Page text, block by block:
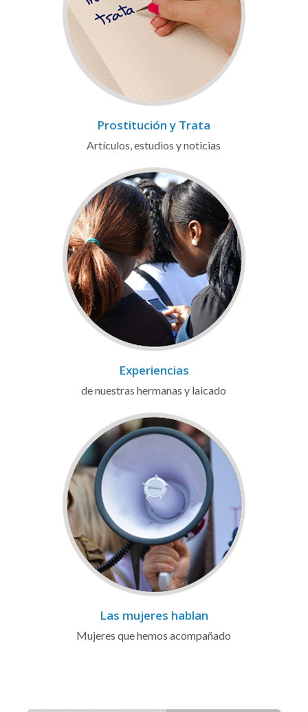
Prostitución y Trata
Artículos, estudios y noticias
Experiencias
de nuestras hermanas y laicado
Las mujeres hablan
Mujeres que hemos acompañado